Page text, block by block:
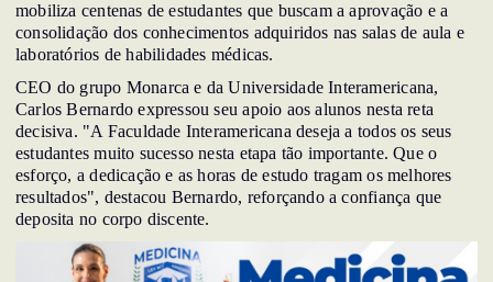
mobiliza centenas de estudantes que buscam a aprovação e a
consolidação dos conhecimentos adquiridos nas salas de aula e
laboratórios de habilidades médicas.
CEO do grupo Monarca e da Universidade Interamericana,
Carlos Bernardo expressou seu apoio aos alunos nesta reta
decisiva. "A Faculdade Interamericana deseja a todos os seus
estudantes muito sucesso nesta etapa tão importante. Que o
esforço, a dedicação e as horas de estudo tragam os melhores
resultados", destacou Bernardo, reforçando a confiança que
deposita no corpo discente.